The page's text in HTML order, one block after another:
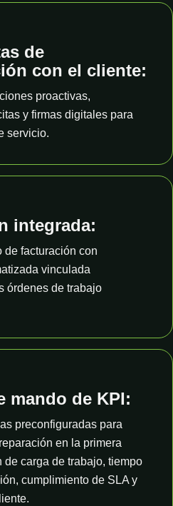
de
con el cliente:
proactivas,
y firmas digitales para
servicio.
integrada:
facturación con
vinculada
órdenes de trabajo
mando de KPI:
preconfiguradas para
en la primera
de carga de trabajo, tiempo
cumplimiento de SLA y